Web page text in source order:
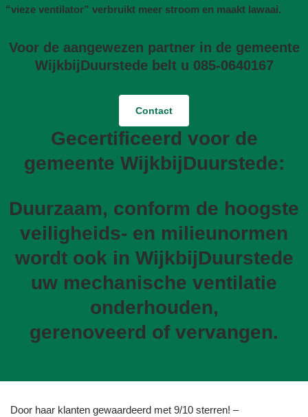
“vieze ventilator” verbruikt meer stroom en maakt lawaai.
Voor de aangewezen partner in de gemeente
WijkbijDuurstede belt u 085-0640167
Contact
Gecertificeerd voor de
gemeente WijkbijDuurstede:
Duurzaam, conform de hoogste
veiligheids- en milieunormen
wordt ook in WijkbijDuurstede
uw mechanische ventilatie
onderhouden,
gerenoveerd of vervangen.
Door haar klanten gewaardeerd met 9/10 sterren! –